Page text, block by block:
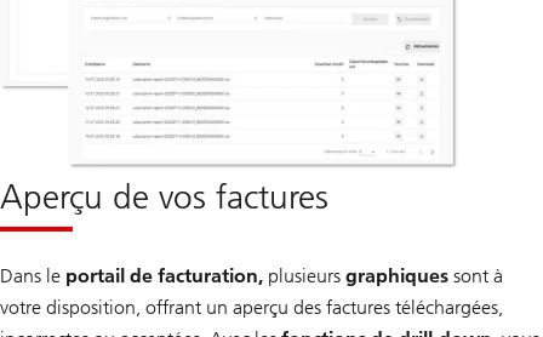
Aperçu de vos factures
Dans le portail de facturation, plusieurs graphiques sont à
votre disposition, offrant un aperçu des factures téléchargées,